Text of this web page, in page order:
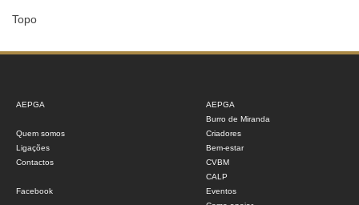
Topo
AEPGA
Quem somos
Ligações
Contactos
Facebook
AEPGA
Burro de Miranda
Criadores
Bem-estar
CVBM
CALP
Eventos